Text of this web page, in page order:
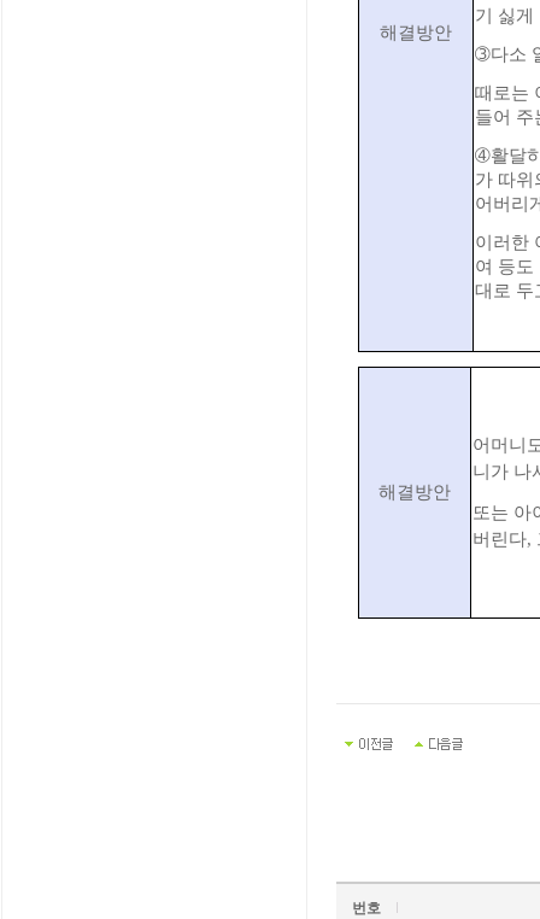
해결방안
기 싫게
➂다소
때로는
들어 주
➃활달
가 따위
어버리
이러한
여 등도
대로 두
해결방안
어머니
니가 나
또는 아
버린다,
번호